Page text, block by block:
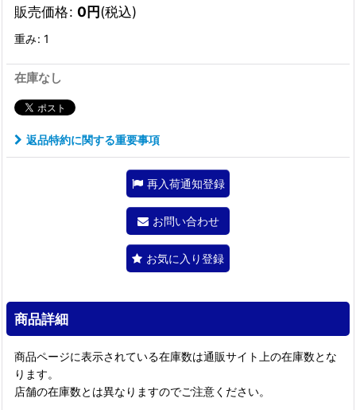
販売価格: 0円(税込)
重み: 1
在庫なし
返品特約に関する重要事項
再入荷通知登録
お問い合わせ
お気に入り登録
商品詳細
商品ページに表示されている在庫数は通販サイト上の在庫数とな
ります。
店舗の在庫数とは異なりますのでご注意ください。